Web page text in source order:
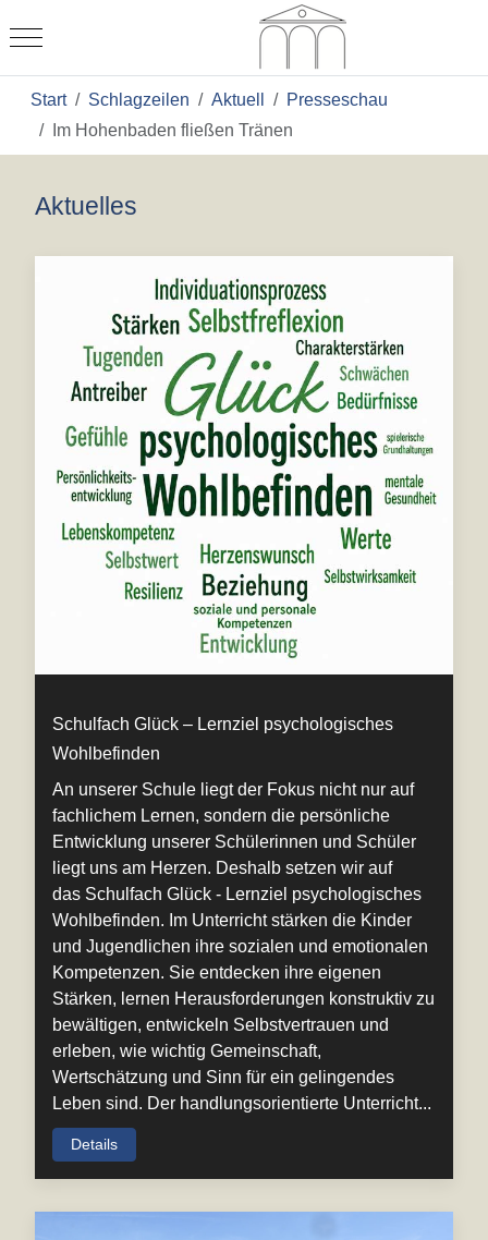
Mobile Menu Toggle
Start Schlagzeilen Aktuell
Presseschau
Im Hohenbaden fließen Tränen
Aktuelles
Schulfach Glück – Lernziel psychologisches
Wohlbefinden
An unserer Schule liegt der Fokus nicht nur auf
fachlichem Lernen, sondern die persönliche
Entwicklung unserer Schülerinnen und Schüler
liegt uns am Herzen. Deshalb setzen wir auf
das Schulfach Glück - Lernziel psychologisches
Wohlbefinden. Im Unterricht stärken die Kinder
und Jugendlichen ihre sozialen und emotionalen
Kompetenzen. Sie entdecken ihre eigenen
Stärken, lernen Herausforderungen konstruktiv zu
bewältigen, entwickeln Selbstvertrauen und
erleben, wie wichtig Gemeinschaft,
Wertschätzung und Sinn für ein gelingendes
Leben sind. Der handlungsorientierte Unterricht...
Details